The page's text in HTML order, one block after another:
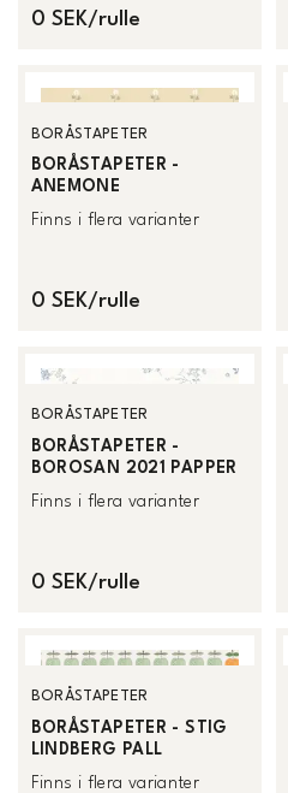
0 SEK/rulle
BORÅSTAPETER
BORÅSTAPETER -
ANEMONE
Finns i flera varianter
0 SEK/rulle
BORÅSTAPETER
BORÅSTAPETER -
BOROSAN 2021 PAPPER
Finns i flera varianter
0 SEK/rulle
BORÅSTAPETER
BORÅSTAPETER - STIG
LINDBERG PALL
Finns i flera varianter